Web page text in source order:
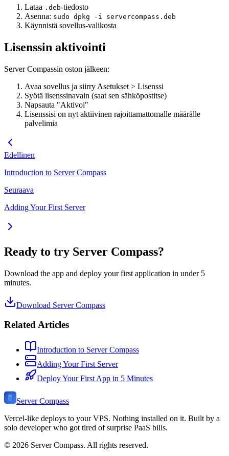
Lataa .deb-tiedosto
Asenna: sudo dpkg -i servercompass.deb
Käynnistä sovellus-valikosta
Lisenssin aktivointi
Server Compassin oston jälkeen:
Avaa sovellus ja siirry Asetukset > Lisenssi
Syötä lisenssinavain (saat sen sähköpostitse)
Napsauta "Aktivoi"
Lisenssisi on nyt aktiivinen rajoittamattomalle määrälle
palvelimia
Edellinen
Introduction to Server Compass
Seuraava
Adding Your First Server
Ready to try Server Compass?
Download the app and deploy your first application in under 5
minutes.
Download Server Compass
Related Articles
Introduction to Server Compass
Adding Your First Server
Deploy Your First App in 5 Minutes
Server Compass
Vercel-like deploys to your VPS. Nothing installed on it. Built by a
solo developer who got tired of surprise PaaS bills.
© 2026 Server Compass. All rights reserved.